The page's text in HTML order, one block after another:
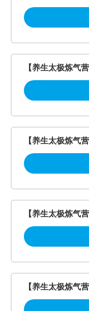
【养生太极炼气
【养生太极炼气
【养生太极炼气
【养生太极炼气